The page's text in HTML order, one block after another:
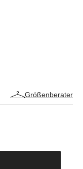
Größenberater